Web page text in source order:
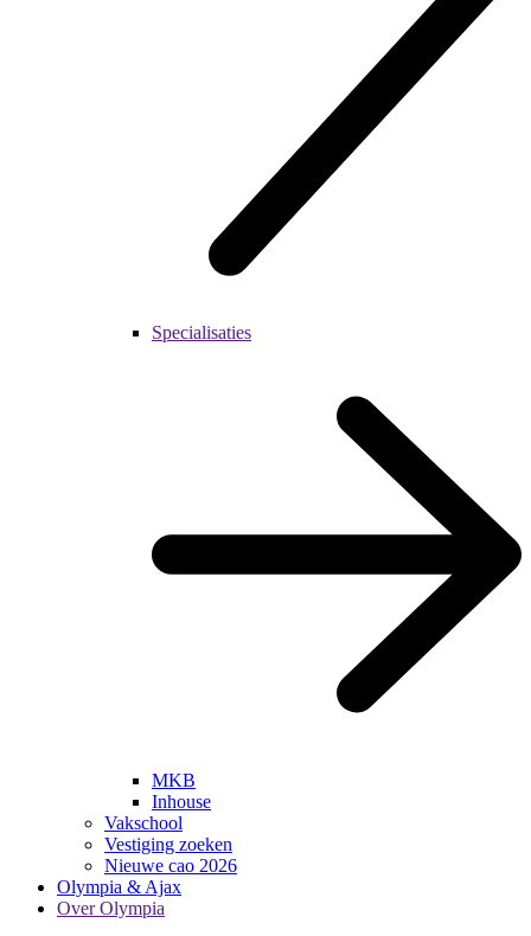
Specialisaties
MKB
Inhouse
Vakschool
Vestiging zoeken
Nieuwe cao 2026
Olympia & Ajax
Over Olympia